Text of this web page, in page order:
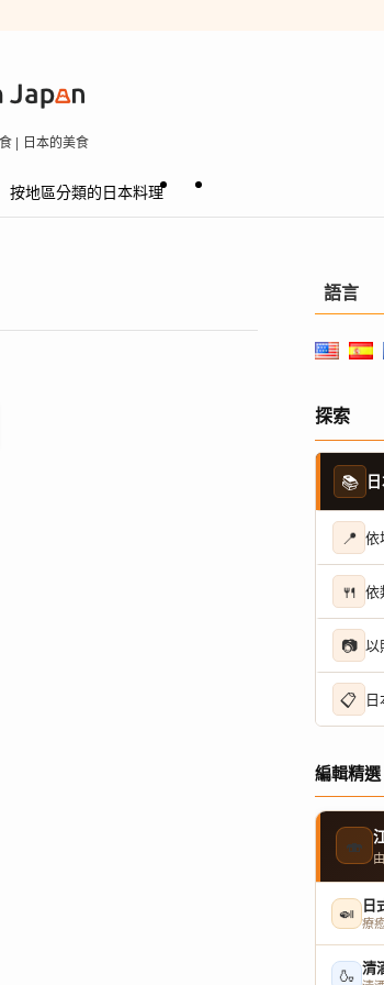
| 日本的美食
按地區分類的日本料理
語言
探索
📚
📍 依
🍴 依
📷 以
📋
編輯精選
🍣
🍛 日
療
🍶 清